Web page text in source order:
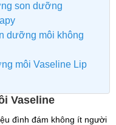
son dưỡng
dưỡng môi không
môi Vaseline Lip
Vaseline
đình đám không ít người